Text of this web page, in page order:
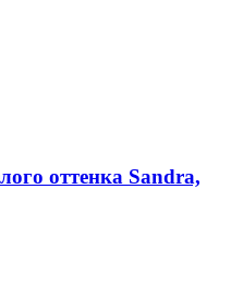
оттенка Sandra,